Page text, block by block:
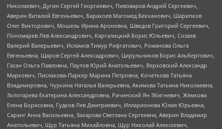
Николаевич, Дугин Сергей Георгиевич, Пивоваров Андрей Сергеевич,
Аверин Виталий Евгеньевич, Барахоев Магомед Бекханович, Шарипков
Олег Викторович, Мошель Ирина Ароновна, Шведов Григорий Сергеевич,
Пономарев Лев Александрович, Каргалицкий Борис Юльевич, Созаев
Валерий Валерьевич, Исламов Тимур Рифгатович, Романова Ольга
Евгеньевна, Щаров Сергей Алексадрович, Цирульников Борис Альбертович,
Гасан Ольга Павловна, Паутов Юрий Анатольевич, Верховский Александр
Маркович, Пислакова-Паркер Марина Петровна, Кочеткова Татьяна
Владимировна, Чуркина Наталья Валерьевна, Акимова Татьяна Николаевна,
Золотарева Екатерина Александровна, Рачинский Ян Збигневич, Жемкова
Елена Борисовна, Гудков Лев Дмитриевич, Илларионова Юлия Юрьевна,
Саранг Анна Васильевна, Захарова Светлана Сергеевна, Аверин Владимир
Анатольевич, Щур Татьяна Михайловна, Щур Николай Алексеевич,